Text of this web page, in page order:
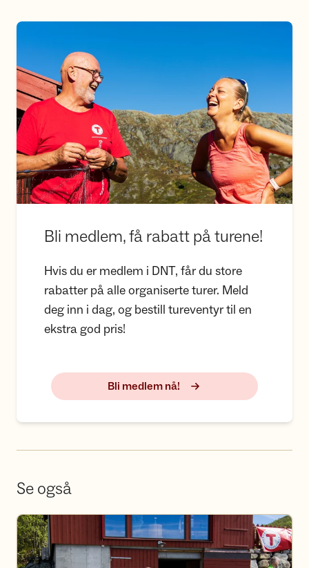
Bli medlem, få rabatt på turene!
Bli medlem, få rabatt på turene!
Hvis du er medlem i DNT, får du store
rabatter på alle organiserte turer. Meld
deg inn i dag, og bestill tureventyr til en
ekstra god pris!
Bli medlem nå!
Se også
Bli frivillig